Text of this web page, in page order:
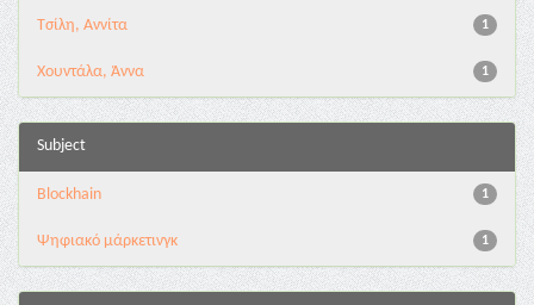
1
Τσίλη, Αννίτα
1
Χουντάλα, Άννα
Subject
1
Blockhain
1
Ψηφιακό μάρκετινγκ